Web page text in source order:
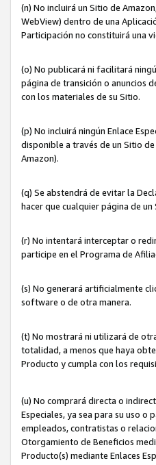
(n) No incluirá un Sitio de
WebView) dentro de una
Participación no constituirá una
(o) No publicará ni facilitará
página de transición o anuncios
con los materiales de su Sitio.
(p) No incluirá ningún Enlace
disponible a través de un Sitio
Amazon).
(q) Se abstendrá de evitar la
hacer que cualquier página de
(r) No intentará interceptar o
participe en el Programa de
(s) No generará artificialmente
software o de otra manera.
(t) No mostrará ni utilizará de
totalidad, a menos que haya
Producto y cumpla con los
(u) No comprará directa o
Especiales, ya sea para su uso
empleados, contratistas o
Otorgamiento de Beneficios
Producto(s) mediante Enlaces